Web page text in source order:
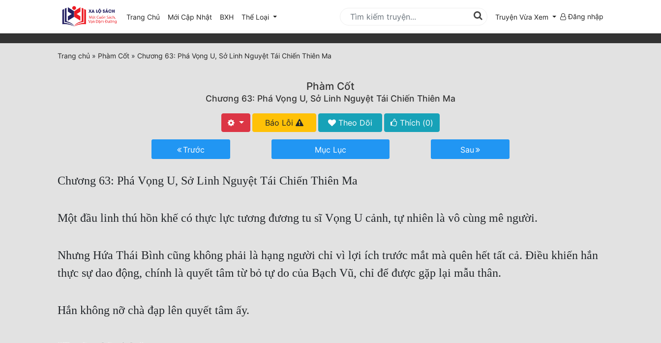
Trang Chủ Mới Cập Nhật(current)
BXH Thể Loại Truyện Vừa Xem Đăng nhập
Trang chủ » Phàm Cốt » Chương 63: Phá Vọng U, Sở Linh Nguyệt Tái Chiến Thiên Ma
Phàm Cốt
Chương 63: Phá Vọng U, Sở Linh Nguyệt Tái Chiến Thiên Ma
Báo Lỗi Theo Dõi Thích (0)
Trước Mục Lục Sau
Chương 63: Phá Vọng U, Sở Linh Nguyệt Tái Chiến Thiên Ma
Một đầu linh thú hồn khế có thực lực tương đương tu sĩ Vọng U cảnh, tự nhiên là vô cùng mê người.
Nhưng Hứa Thái Bình cũng không phải là hạng người chỉ vì lợi ích trước mắt mà quên hết tất cả. Điều khiến hắn
thực sự dao động, chính là quyết tâm từ bỏ tự do của Bạch Vũ, chỉ để được gặp lại mẫu thân.
Hắn không nỡ chà đạp lên quyết tâm ấy.